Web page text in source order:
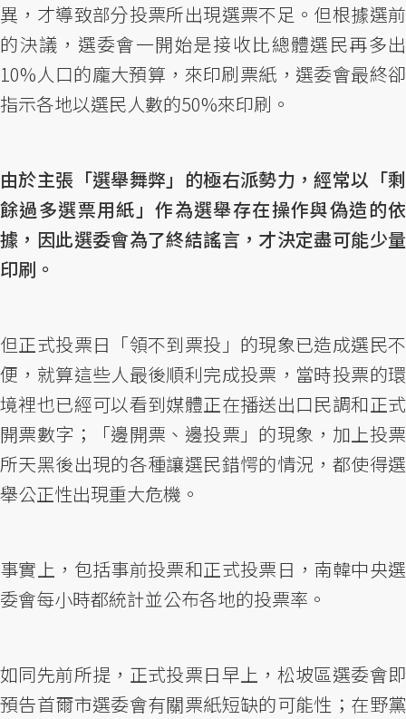
異，才導致部分投票所出現選票不足。但根據選前
的決議，選委會一開始是接收比總體選民再多出
10%人口的龐大預算，來印刷票紙，選委會最終卻
指示各地以選民人數的50%來印刷。
由於主張「選舉舞弊」的極右派勢力，經常以「剩
餘過多選票用紙」作為選舉存在操作與偽造的依
據，因此選委會為了終結謠言，才決定盡可能少量
印刷。
但正式投票日「領不到票投」的現象已造成選民不
便，就算這些人最後順利完成投票，當時投票的環
境裡也已經可以看到媒體正在播送出口民調和正式
開票數字；「邊開票、邊投票」的現象，加上投票
所天黑後出現的各種讓選民錯愕的情況，都使得選
舉公正性出現重大危機。
事實上，包括事前投票和正式投票日，南韓中央選
委會每小時都統計並公布各地的投票率。
如同先前所提，正式投票日早上，松坡區選委會即
預告首爾市選委會有關票紙短缺的可能性；在野黨